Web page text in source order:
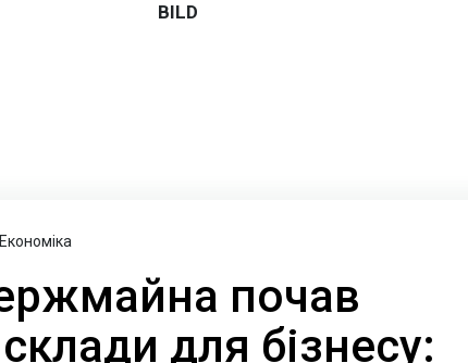
Економіка
почав
для бізнесу: